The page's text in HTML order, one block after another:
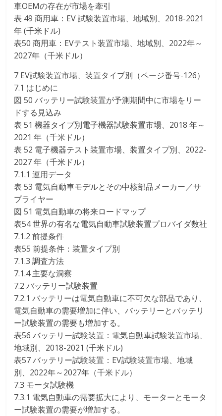
車OEMの存在が市場を牽引
表 49 商用車：EV 試験装置市場、地域別、2018-2021
年 (千米ドル)
表50 商用車：EVテスト装置市場、地域別、2022年～
2027年（千米ドル）
7 EV試験装置市場、装置タイプ別（ページ番号-126）
7.1 はじめに
図 50 バッテリー試験装置が予測期間中に市場をリー
ドする見込み
表 51 機器タイプ別電子機器試験装置市場、2018 年～
2021 年（千米ドル）
表 52 電子機器テスト装置市場、装置タイプ別、2022-
2027 年（千米ドル）
7.1.1 運用データ
表 53 電気自動車モデルとその中核部品メーカー／サ
プライヤー
図 51 電気自動車の将来ロードマップ
表54 世界の有名な電気自動車試験装置プロバイダ数社
7.1.2 前提条件
表55 前提条件：装置タイプ別
7.1.3 調査方法
7.1.4 主要な洞察
7.2 バッテリー試験装置
7.2.1 バッテリーは電気自動車に不可欠な部品であり、
電気自動車の需要増加に伴い、バッテリーとバッテリ
ー試験装置の需要も増加する。
表56 バッテリー試験装置：電気自動車試験装置市場、
地域別、2018-2021 (千米ドル)
表57 バッテリー試験装置：EV試験装置市場、地域
別、2022年～2027年（千米ドル）
7.3 モータ試験機
7.3.1 電気自動車の需要拡大により、モーターとモータ
ー試験装置の需要が増加する。